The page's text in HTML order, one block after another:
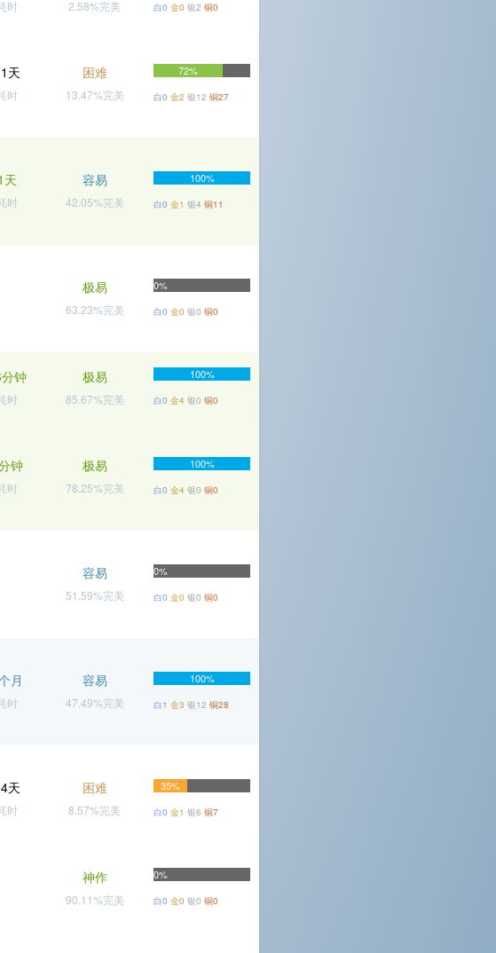
时 2.58%完美 白0 金0 银2 铜0
天
时
困难
13.47%完美
72%
白0 金2 银12 铜27
天
时
容易
42.05%完美
100%
白0 金1 银4 铜11
极易
63.23%完美
0%
白0 金0 银0 铜0
钟
时
极易
85.67%完美
100%
白0 金4 银0 铜0
钟
时
极易
78.25%完美
100%
白0 金4 银0 铜0
容易
51.59%完美
0%
白0 金0 银0 铜0
月
时
容易
47.49%完美
100%
白1 金3 银12 铜28
天
时
困难
8.57%完美
35%
白0 金1 银6 铜7
神作
90.11%完美
0%
白0 金0 银0 铜0